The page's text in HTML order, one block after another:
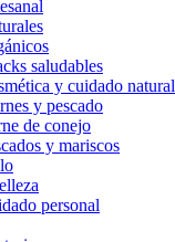
saludables
y cuidado natural
y pescado
de conejo
y mariscos
personal